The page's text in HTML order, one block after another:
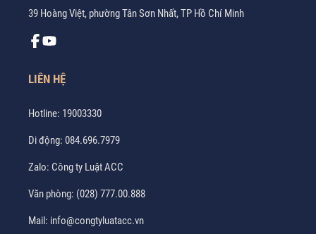
39 Hoàng Việt, phường Tân Sơn Nhất, TP Hồ Chí Minh
LIÊN HỆ
Hotline: 19003330
Di động: 084.696.7979
Zalo: Công ty Luật ACC
Văn phòng: (028) 777.00.888
Mail: info@congtyluatacc.vn